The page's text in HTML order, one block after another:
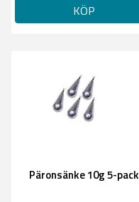
KÖP
Päronsänke 10g 5-pack